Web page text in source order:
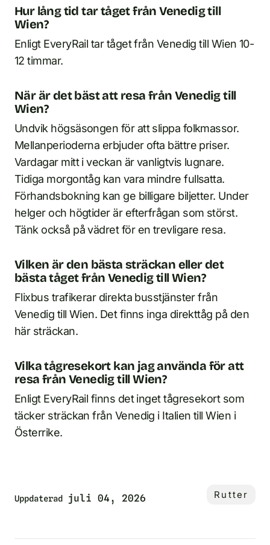
Hur lång tid tar tåget från Venedig till
Wien?
Enligt EveryRail tar tåget från Venedig till Wien 10-
12 timmar.
När är det bäst att resa från Venedig till
Wien?
Undvik högsäsongen för att slippa folkmassor.
Mellanperioderna erbjuder ofta bättre priser.
Vardagar mitt i veckan är vanligtvis lugnare.
Tidiga morgontåg kan vara mindre fullsatta.
Förhandsbokning kan ge billigare biljetter. Under
helger och högtider är efterfrågan som störst.
Tänk också på vädret för en trevligare resa.
Vilken är den bästa sträckan eller det
bästa tåget från Venedig till Wien?
Flixbus trafikerar direkta busstjänster från
Venedig till Wien. Det finns inga direkttåg på den
här sträckan.
Vilka tågresekort kan jag använda för att
resa från Venedig till Wien?
Enligt EveryRail finns det inget tågresekort som
täcker sträckan från Venedig i Italien till Wien i
Österrike.
Uppdaterad juli 04, 2026 Rutter